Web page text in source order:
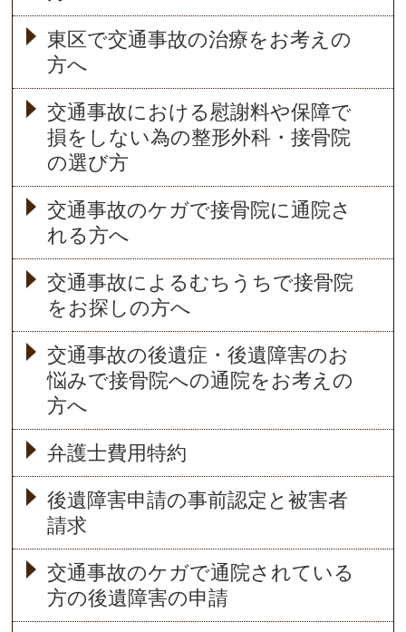
東区で交通事故の治療をお考えの
方へ
交通事故における慰謝料や保障で
損をしない為の整形外科・接骨院
の選び方
交通事故のケガで接骨院に通院さ
れる方へ
交通事故によるむちうちで接骨院
をお探しの方へ
交通事故の後遺症・後遺障害のお
悩みで接骨院への通院をお考えの
方へ
弁護士費用特約
後遺障害申請の事前認定と被害者
請求
交通事故のケガで通院されている
方の後遺障害の申請